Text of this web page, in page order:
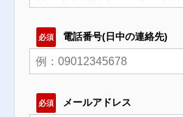
必須 電話番号(日中の連絡先)
必須 メールアドレス